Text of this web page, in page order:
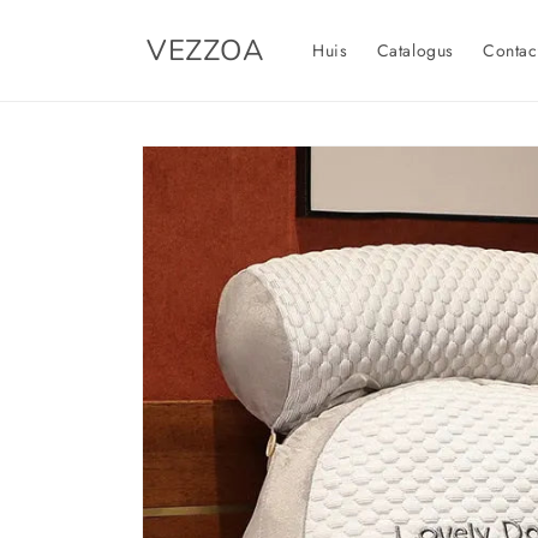
VEZZOA Huis Catalogus
Ga direct naar
productinformatie